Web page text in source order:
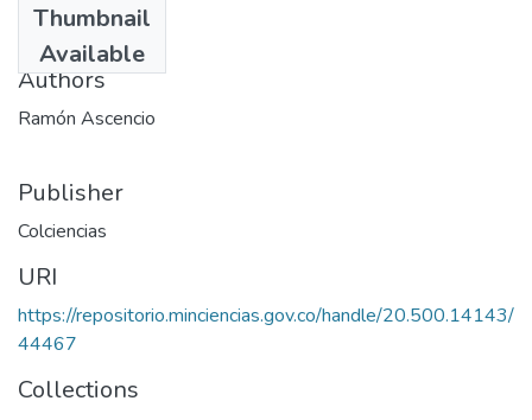
Thumbnail
Available
1985
Authors
Ramón Ascencio
Publisher
Colciencias
URI
https://repositorio.minciencias.gov.co/handle/20.500.14143/
44467
Collections